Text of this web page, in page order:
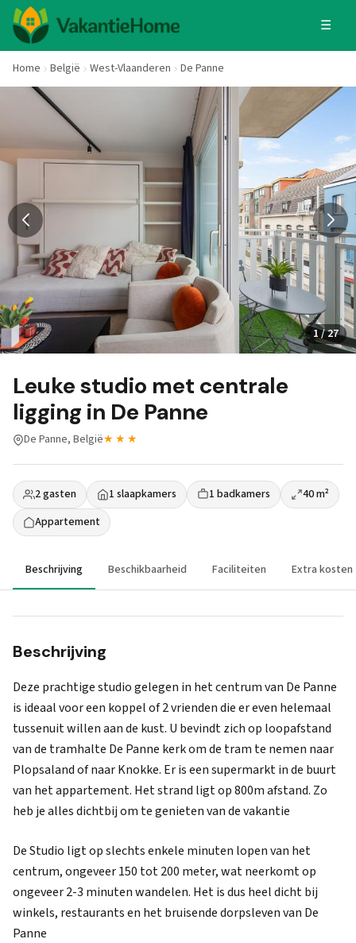
☰
Home België West-Vlaanderen De Panne
1 / 27
Leuke studio met centrale
ligging in De Panne
De Panne, België★★★
2 gasten 1 slaapkamers 1 badkamers
40 m²
Appartement
Beschrijving Beschikbaarheid Faciliteiten Extra kosten
Beschrijving
Deze prachtige studio gelegen in het centrum van De Panne
is ideaal voor een koppel of 2 vrienden die er even helemaal
tussenuit willen aan de kust. U bevindt zich op loopafstand
van de tramhalte De Panne kerk om de tram te nemen naar
Plopsaland of naar Knokke. Er is een supermarkt in de buurt
van het appartement. Het strand ligt op 800m afstand. Zo
heb je alles dichtbij om te genieten van de vakantie
De Studio ligt op slechts enkele minuten lopen van het
centrum, ongeveer 150 tot 200 meter, wat neerkomt op
ongeveer 2-3 minuten wandelen. Het is dus heel dicht bij
winkels, restaurants en het bruisende dorpsleven van De
Panne